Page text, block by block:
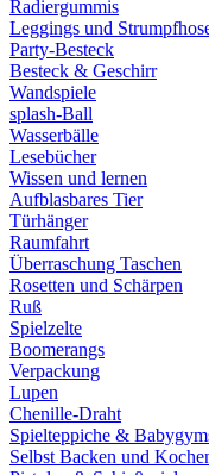
Radiergummis
Leggings und
Party-Besteck
Besteck & Geschirr
Wandspiele
splash-Ball
Wasserbälle
Lesebücher
Wissen und lernen
Aufblasbares Tier
Türhänger
Raumfahrt
Überraschung Taschen
Rosetten und Schärpen
Ruß
Spielzelte
Boomerangs
Verpackung
Lupen
Chenille-Draht
Spielteppiche &
Selbst Backen und